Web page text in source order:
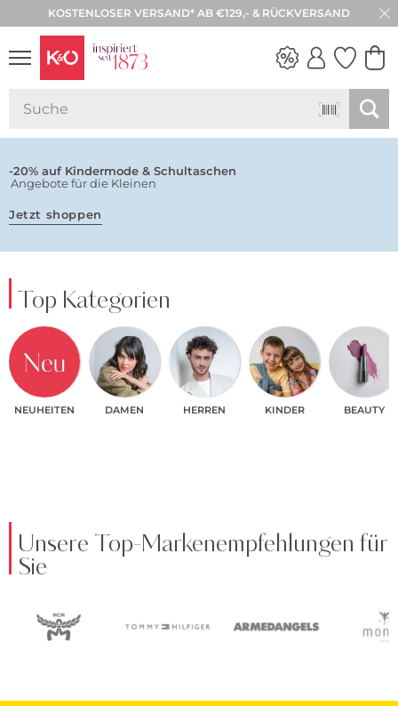
KOSTENLOSER VERSAND* AB €129,- & RÜCKVERSAND
30 TAGE RÜCKGABE
-20% auf Kindermode & Schultaschen
Angebote für die Kleinen
Jetzt shoppen
Top Kategorien
NEUHEITEN DAMEN HERREN KINDER BEAUTY
Unsere Top-Markenempfehlungen für
Sie